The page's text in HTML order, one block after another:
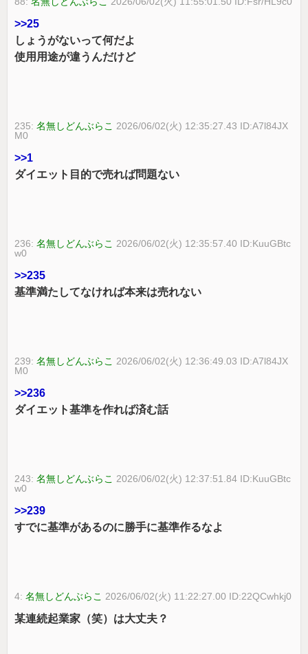
>>25
しょうがないって何だよ
使用用途が違うんだけど
235:名無しどんぶらこ 2026/06/02(火) 12:35:27.43 ID:A7l84JX
M0
>>1
ダイエット目的で売れば問題ない
236:名無しどんぶらこ 2026/06/02(火) 12:35:57.40 ID:KuuGBtc
w0
>>235
基準満たしてなければ本来は売れない
239:名無しどんぶらこ 2026/06/02(火) 12:36:49.03 ID:A7l84JX
M0
>>236
ダイエット基準を作れば済む話
243:名無しどんぶらこ 2026/06/02(火) 12:37:51.84 ID:KuuGBtc
w0
>>239
すでに基準があるのに勝手に基準作るなよ
4:名無しどんぶらこ 2026/06/02(火) 11:22:27.00 ID:22QCwhkj0
某連続起業家（笑）は大丈夫？